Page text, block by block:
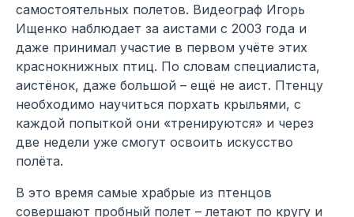
самостоятельных полетов. Видеограф Игорь
Ищенко наблюдает за аистами с 2003 года и
даже принимал участие в первом учёте этих
краснокнижных птиц. По словам специалиста,
аистёнок, даже большой – ещё не аист. Птенцу
необходимо научиться порхать крыльями, с
каждой попыткой они «тренируются» и через
две недели уже смогут освоить искусство
полёта.
В это время самые храбрые из птенцов
совершают пробный полет – летают по кругу и